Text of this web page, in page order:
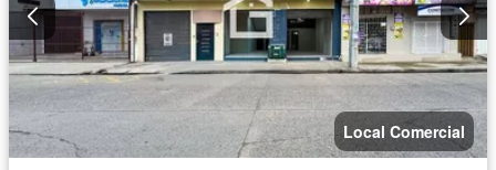
Local Comercial